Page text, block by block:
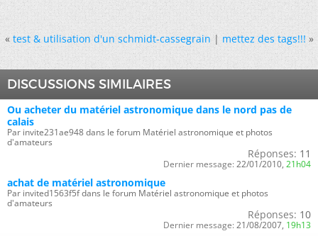
« test & utilisation d'un schmidt-cassegrain|mettez des tags!!! »
DISCUSSIONS SIMILAIRES
Ou acheter du matériel astronomique dans le nord pas de
calais
Par invite231ae948 dans le forum Matériel astronomique et photos
d'amateurs
Réponses: 11
Dernier message: 22/01/2010, 21h04
achat de matériel astronomique
Par invited1563f5f dans le forum Matériel astronomique et photos
d'amateurs
Réponses: 10
Dernier message: 21/08/2007, 19h13